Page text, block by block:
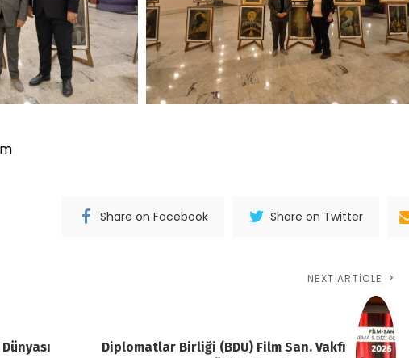
Share on Facebook Share on Twitter
NEXT ARTICLE
Diplomatlar Birliği (BDU) Film San. Vakfı